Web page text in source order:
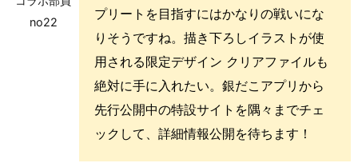
no22
プリートを目指すにはかなりの戦いにな
りそうですね。描き下ろしイラストが使
用される限定デザイン クリアファイルも
絶対に手に入れたい。銀だこアプリから
先行公開中の特設サイトを隅々までチェ
ックして、詳細情報公開を待ちます！